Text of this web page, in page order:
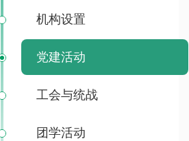
机构设置
党建活动
工会与统战
团学活动